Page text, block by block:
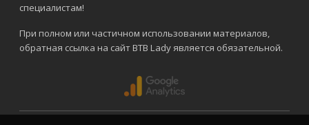
специалистам!
При полном или частичном использовании материалов,
обратная ссылка на сайт BTB Lady является обязательной.